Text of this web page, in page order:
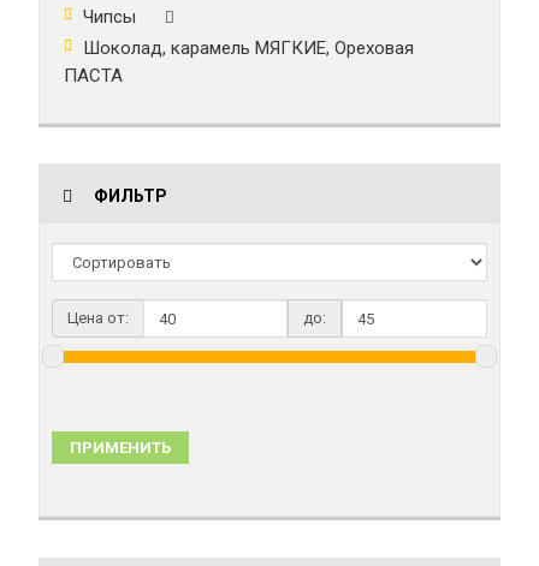
Чипсы
Шоколад, карамель МЯГКИЕ, Ореховая
ПАСТА
ФИЛЬТР
Цена от: до:
ПРИМЕНИТЬ